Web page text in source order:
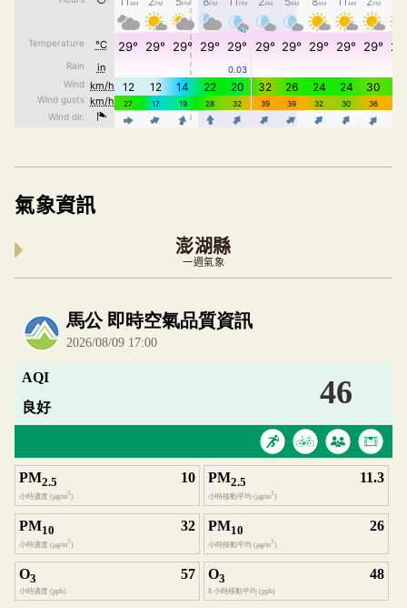
氣象資訊
澎湖縣
一週氣象
內嵌空氣品質小工具為視覺預覽，完整即時空